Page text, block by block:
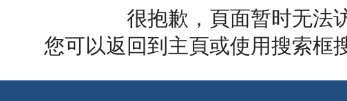
很抱歉，頁面暂时无法
您可以返回到主頁或使用搜索框